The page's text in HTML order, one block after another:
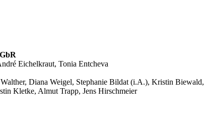
Eichelkraut, Tonia Entcheva
Diana Weigel, Stephanie Bildat (i.A.), Kristin Biewald,
Kletke, Almut Trapp, Jens Hirschmeier